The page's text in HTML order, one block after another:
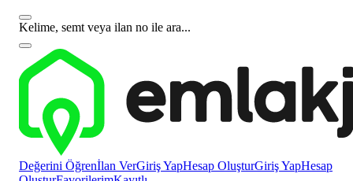
Kelime, semt veya ilan no ile ara...
Değerini Öğrenİlan VerGiriş YapHesap OluşturGiriş YapHesap